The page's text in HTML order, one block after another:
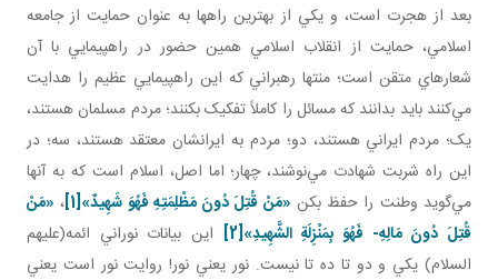
بعد از هجرت است، و يکي از بهترين راه­ها به عنوان حمايت از جامعه
اسلامي، حمايت از انقلاب اسلامي همين حضور در راهپيمايي با آن
شعارهاي متقن است؛ منتها رهبراني که اين راهپيمايي عظيم را هدايت
مي‌کنند بايد بدانند که مسائل را کاملاً تفکيک بکنند؛ مردم مسلمان‌ هستند،
يک؛ مردم ايراني‌ هستند، دو؛ مردم به ايرانشان معتقد هستند، سه؛ در
اين راه شربت شهادت مي‌نوشند، چهار؛ اما اصل، اسلام است که به آنها
مي‌گويد وطنت را حفظ بکن «مَنْ قُتِلَ دُونَ مَظْلِمَتِهِ فَهُوَ شَهِيدٌ»
[1] ، «مَنْ
قُتِلَ دُونَ مَالِهِ- فَهُوَ بِمَنْزِلَةِ الشَّهِيدِ»
[2]
اين بيانات نوراني ائمه(عليهم
السلام) يکي و دو تا ده تا نيست. نور يعني نور! روايت نور است يعني